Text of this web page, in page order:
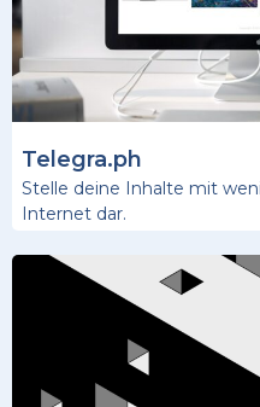
Telegra.ph
Stelle deine Inhalte mit
Internet dar.